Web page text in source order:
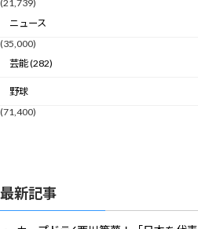
(21,739)
ニュース
(35,000)
芸能 (282)
野球
(71,400)
最新記事